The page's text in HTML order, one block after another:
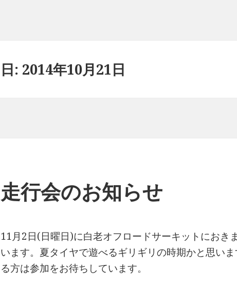
日: 2014年10月21日
走行会のお知らせ
11月2日(日曜日)に白老オフロードサーキットにおき
います。夏タイヤで遊べるギリギリの時期かと思い
る方は参加をお待ちしています。